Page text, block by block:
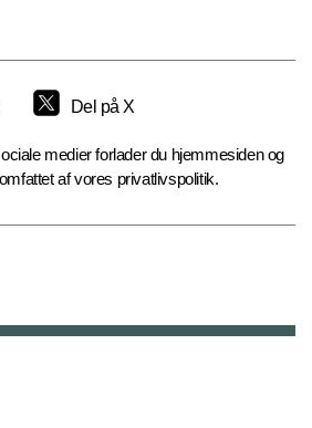
Del på X
medier forlader du hjemmesiden og
af vores privatlivspolitik.